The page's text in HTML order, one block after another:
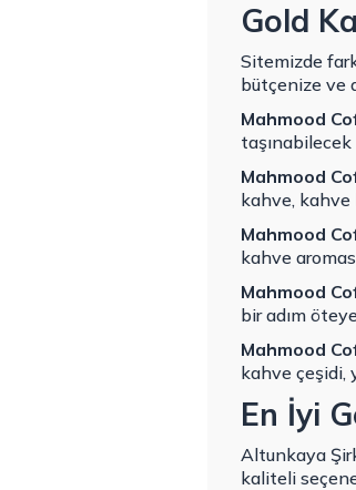
Gold
Sitemizde
bütçenize ve
Mahmood
Mahmood
kahve,
Mahmood
kahve
Mahmood
bir adım
Mahmood
kahve çeşidi,
En İyi
Altunkaya
kaliteli